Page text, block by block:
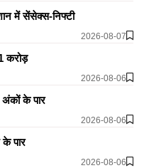
में सेंसेक्स-निफ्टी
2026-08-07
करोड़
2026-08-06
अंकों के पार
2026-08-06
के पार
2026-08-06